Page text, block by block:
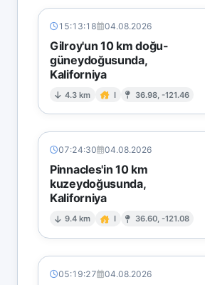
15:13:18 04.08.2026
Gilroy'un 10 km doğu-
güneydoğusunda,
Kaliforniya
4.3 km I 36.98, -121.46
07:24:30 04.08.2026
Pinnacles'in 10 km
kuzeydoğusunda,
Kaliforniya
9.4 km I 36.60, -121.08
05:19:27 04.08.2026